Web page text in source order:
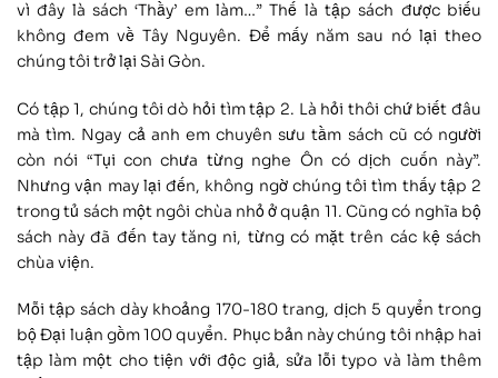
vì đây là sách ‘Thầy’ em làm…” Thế là tập sách được biếu
không đem về Tây Nguyên. Để mấy năm sau nó lại theo
chúng tôi trở lại Sài Gòn.
Có tập 1, chúng tôi dò hỏi tìm tập 2. Là hỏi thôi chứ biết đâu
mà tìm. Ngay cả anh em chuyên sưu tầm sách cũ có người
còn nói “Tụi con chưa từng nghe Ôn có dịch cuốn này”.
Nhưng vận may lại đến, không ngờ chúng tôi tìm thấy tập 2
trong tủ sách một ngôi chùa nhỏ ở quận 11. Cũng có nghĩa bộ
sách này đã đến tay tăng ni, từng có mặt trên các kệ sách
chùa viện.
Mỗi tập sách dày khoảng 170-180 trang, dịch 5 quyển trong
bộ Đại luận gồm 100 quyển. Phục bản này chúng tôi nhập hai
tập làm một cho tiện với độc giả, sửa lỗi typo và làm thêm